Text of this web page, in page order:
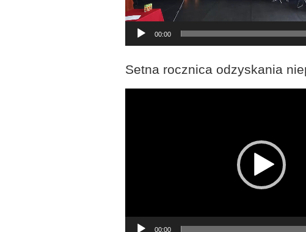
00:00
Setna rocznica odzyskania
00:00